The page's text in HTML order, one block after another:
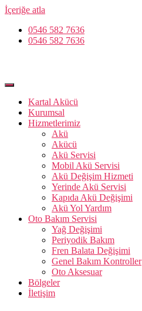
İçeriğe atla
0546 582 7636
0546 582 7636
Kartal Akücü
Kurumsal
Hizmetlerimiz
Akü
Akücü
Akü Servisi
Mobil Akü Servisi
Akü Değişim Hizmeti
Yerinde Akü Servisi
Kapıda Akü Değişimi
Akü Yol Yardım
Oto Bakım Servisi
Yağ Değişimi
Periyodik Bakım
Fren Balata Değişimi
Genel Bakım Kontroller
Oto Aksesuar
Bölgeler
İletişim